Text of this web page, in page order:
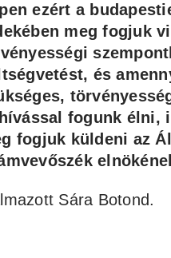
ezért a
meg fogjuk
és
fogunk élni,
fogjuk küldeni az
Sára Botond.